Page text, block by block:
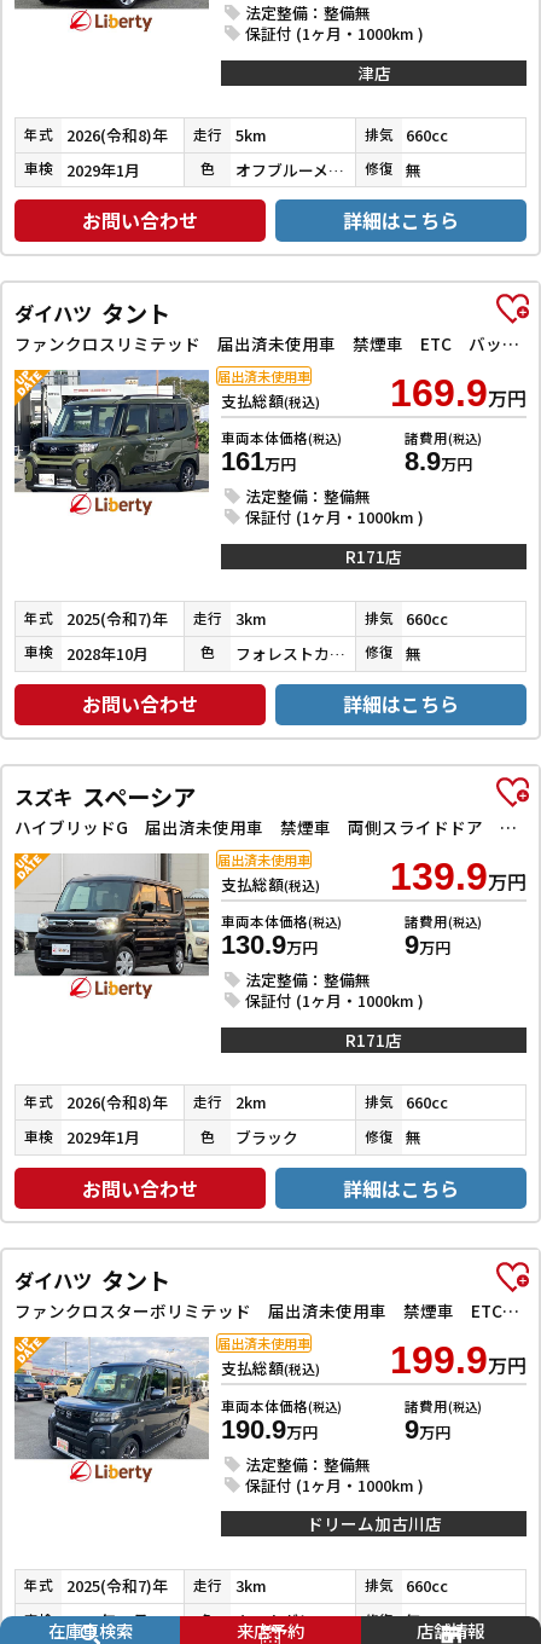
法定整備：整備無
保証付 (1ヶ月・1000km )
津店
年式 2026(令和8)年 走行 5km 排気 660cc
車検 2029年1月 色 オフブルーメタリック 修復 無
お問い合わせ 詳細はこちら
ダイハツ タント
ファンクロスリミテッド 届出済未使用車 禁煙車 ETC バックカメラ 両側電動スライドドア クリアランスソナー オートクルーズコントロール 衝突被害軽減システム オートライト LEDヘッドランプ 電動格納ミラー
支払総額(税込) 169.9万円
車両本体価格(税込)
161万円
諸費用(税込)
8.9万円
法定整備：整備無
保証付 (1ヶ月・1000km )
届出済未使用車
R171店
年式 2025(令和7)年 走行 3km 排気 660cc
車検 2028年10月 色 フォレストカーキメタリック 修復 無
お問い合わせ 詳細はこちら
スズキ スペーシア
ハイブリッドG 届出済未使用車 禁煙車 両側スライドドア クリアランスソナー 衝突被害軽減システム オートライト LEDヘッドランプ スマートキー アイドリングストップ 電動格納ミラー ベンチシート 盗難防止システム
支払総額(税込) 139.9万円
車両本体価格(税込)
130.9万円
諸費用(税込)
9万円
法定整備：整備無
保証付 (1ヶ月・1000km )
届出済未使用車
R171店
年式 2026(令和8)年 走行 2km 排気 660cc
車検 2029年1月 色 ブラック 修復 無
お問い合わせ 詳細はこちら
ダイハツ タント
ファンクロスターボリミテッド 届出済未使用車 禁煙車 ETC 両側電動スライドドア クリアランスソナー オートクルーズコントロール 衝突被害軽減システム オートライト LEDヘッドランプ 電動格納ミラー シートヒーター
支払総額(税込) 199.9万円
車両本体価格(税込)
190.9万円
諸費用(税込)
9万円
法定整備：整備無
保証付 (1ヶ月・1000km )
届出済未使用車
ドリーム加古川店
年式 2025(令和7)年 走行 3km 排気 660cc
車検 2028年10月 色 クロムグレーメタリック 修復 無
在庫車検索 来店予約 店舗情報